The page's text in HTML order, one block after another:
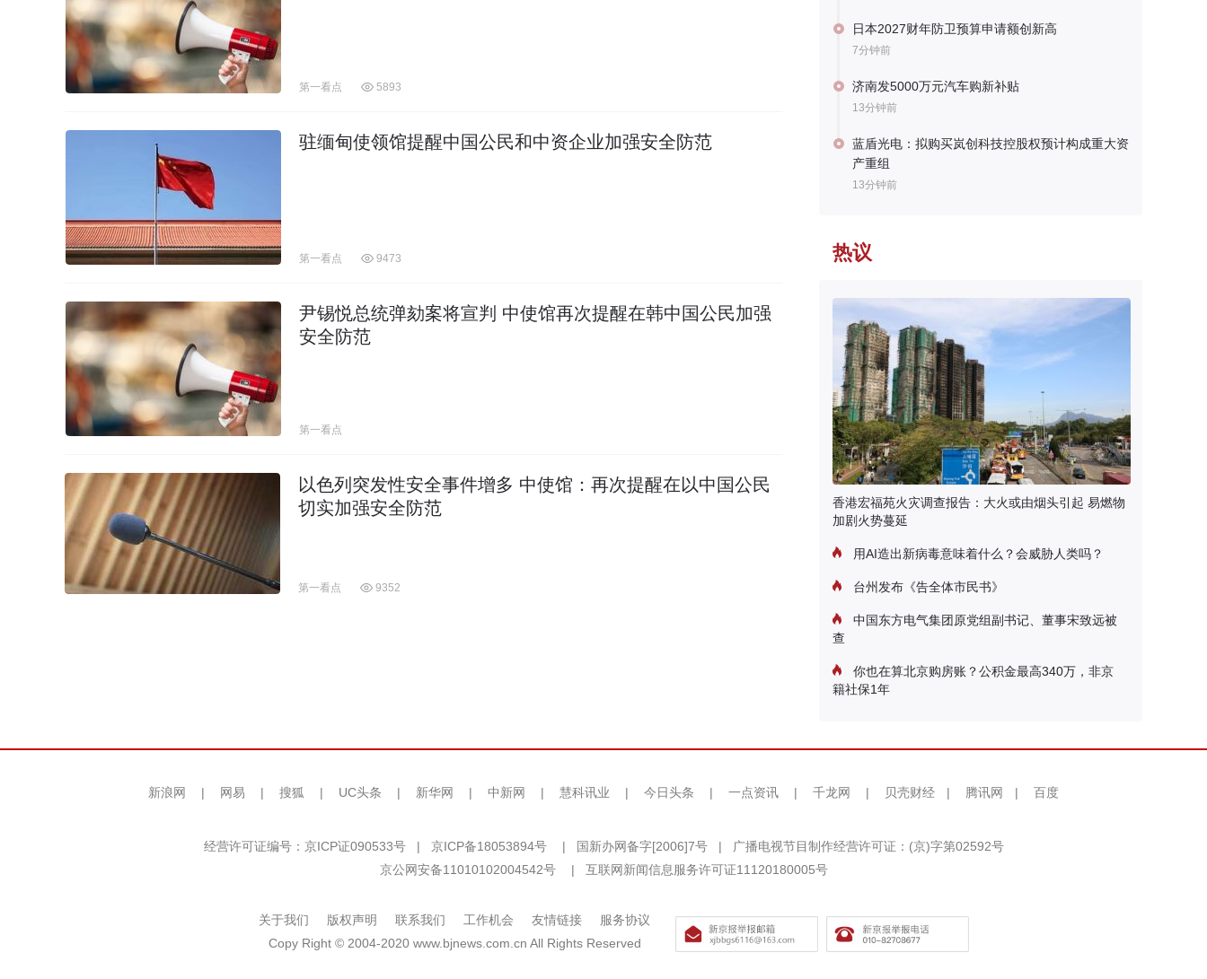
第一看点 5893
驻缅甸使领馆提醒中国公民和中资企业加强安全防范
第一看点 9473
尹锡悦总统弹劾案将宣判 中使馆再次提醒在韩中国公民加强
安全防范
第一看点
以色列突发性安全事件增多 中使馆：再次提醒在以中国公民
切实加强安全防范
第一看点 9352
日本2027财年防卫预算申请额创新高
7分钟前
济南发5000万元汽车购新补贴
13分钟前
蓝盾光电：拟购买岚创科技控股权预计构成重大资
产重组
13分钟前
热议
香港宏福苑火灾调查报告：大火或由烟头引起 易燃物
加剧火势蔓延
用AI造出新病毒意味着什么？会威胁人类吗？
台州发布《告全体市民书》
中国东方电气集团原党组副书记、董事宋致远被
查
你也在算北京购房账？公积金最高340万，非京
籍社保1年
新浪网 | 网易 | 搜狐 | UC头条 | 新华网 | 中新网 | 慧科讯业 | 今日头条 | 一点资讯 | 千龙网 | 贝壳财经 | 腾讯网 | 百度
经营许可证编号：京ICP证090533号 | 京ICP备18053894号 | 国新办网备字[2006]7号 |
广播电视节目制作经营许可证：(京)字第02592号
京公网安备11010102004542号
| 互联网新闻信息服务许可证11120180005号
关于我们 版权声明 联系我们 工作机会 友情链接
服务协议
Copy Right © 2004-2020 www.bjnews.com.cn All Rights Reserved